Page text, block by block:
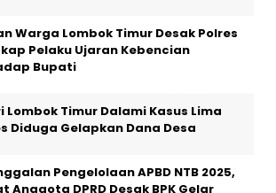
Warga Lombok Timur Desak Polres
Pelaku Ujaran Kebencian
Bupati
Lombok Timur Dalami Kasus Lima
Diduga Gelapkan Dana Desa
Pengelolaan APBD NTB 2025,
Anggota DPRD Desak BPK Gelar